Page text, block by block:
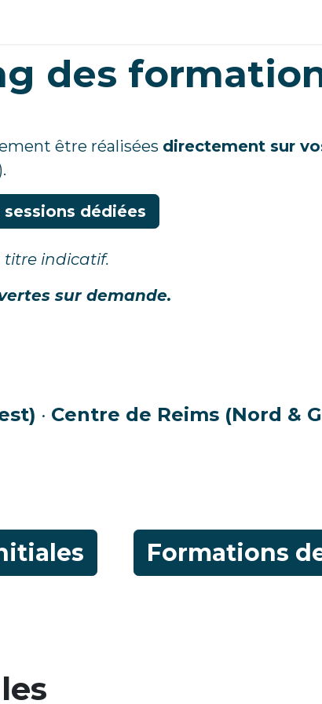
des
être réalisées directement sur
dédiées
titre indicatif.
sur demande.
· Centre de Reims (Nord &
Formations